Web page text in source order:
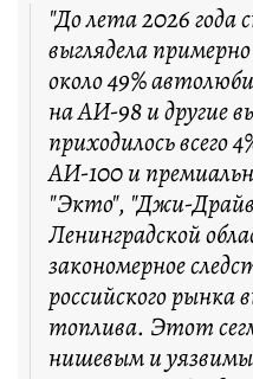
"До лета 2026 года
выглядела
около 49%
на АИ-98 и другие
приходилось всего
АИ-100 и
"Экто", "Джи-
Ленинградской
закономерное
российского рынка
топлива. Этот
нишевым и